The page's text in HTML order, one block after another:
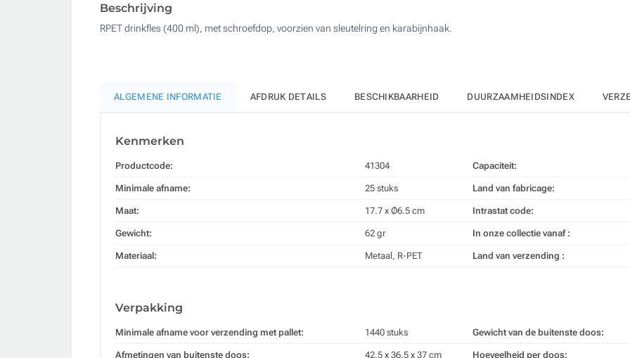
Beschrijving
RPET drinkfles (400 ml), met schroefdop, voorzien van sleutelring en karabijnhaak.
ALGEMENE INFORMATIE AFDRUK DETAILS BESCHIKBAARHEID DUURZAAMHEIDSINDEX
Kenmerken
Productcode: 41304
Minimale afname: 25 stuks
Maat: 17.7 x Ø6.5 cm
Gewicht: 62 gr
Materiaal: Metaal, R-PET
Capaciteit:
Land van fabricage:
Intrastat code:
In onze collectie vanaf :
Land van verzending :
Verpakking
Minimale afname voor verzending met pallet: 1440 stuks
Afmetingen van buitenste doos: 42.5 x 36.5 x 37 cm
Gewicht van de buitenste doos:
Hoeveelheid per doos: